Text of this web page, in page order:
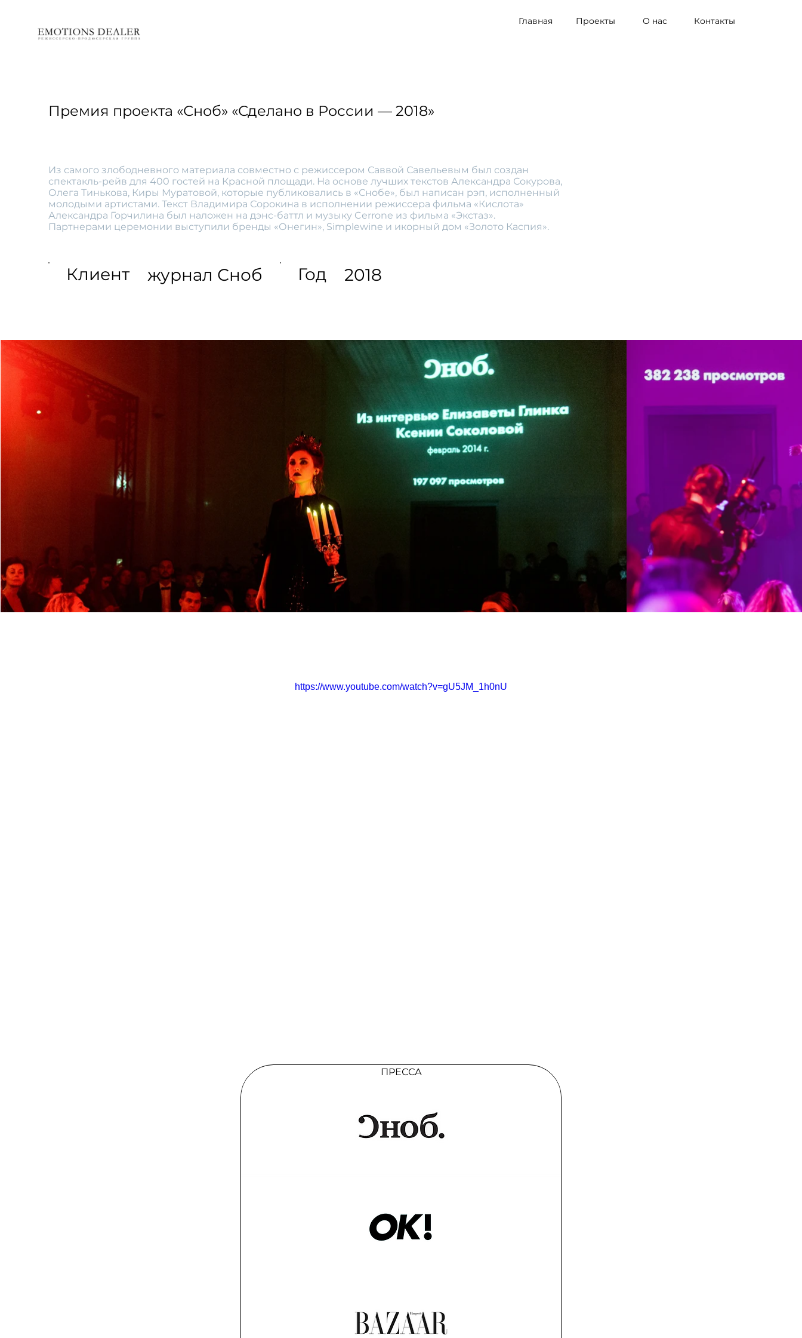
Главная Проекты О нас Контакты
Из самого злободневного материала совместно с режиссером Саввой Савельевым был создан
спектакль-рейв для 400 гостей на Красной площади. На основе лучших текстов Александра Сокурова,
Олега Тинькова, Киры Муратовой, которые публиковались в «Снобе», был написан рэп, исполненный
молодыми артистами. Текст Владимира Сорокина в исполнении режиссера фильма «Кислота»
Александра Горчилина был наложен на дэнс-баттл и музыку Cerrone из фильма «Экстаз».
Партнерами церемонии выступили бренды «Онегин», Simplewine и икорный дом «Золото Каспия».
Премия проекта «Сноб» «Сделано в России — 2018»
Клиент журнал Сноб Год 2018
https://www.youtube.com/watch?v=gU5JM_1h0nU
ПРЕССА